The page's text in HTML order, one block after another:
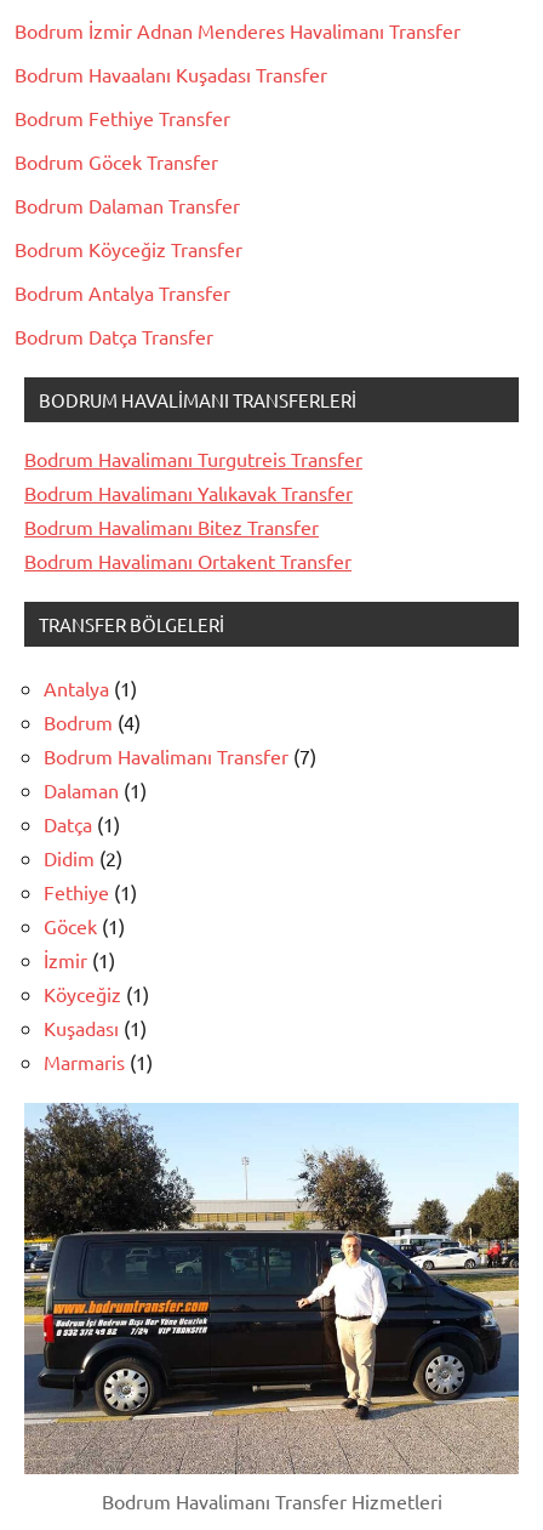
Bodrum İzmir Adnan Menderes Havalimanı Transfer
Bodrum Havaalanı Kuşadası Transfer
Bodrum Fethiye Transfer
Bodrum Göcek Transfer
Bodrum Dalaman Transfer
Bodrum Köyceğiz Transfer
Bodrum Antalya Transfer
Bodrum Datça Transfer
BODRUM HAVALIMANI TRANSFERLERI
Bodrum Havalimanı Turgutreis Transfer
Bodrum Havalimanı Yalıkavak Transfer
Bodrum Havalimanı Bitez Transfer
Bodrum Havalimanı Ortakent Transfer
TRANSFER BÖLGELERI
Antalya (1)
Bodrum (4)
Bodrum Havalimanı Transfer (7)
Dalaman (1)
Datça (1)
Didim (2)
Fethiye (1)
Göcek (1)
İzmir (1)
Köyceğiz (1)
Kuşadası (1)
Marmaris (1)
Bodrum Havalimanı Transfer Hizmetleri